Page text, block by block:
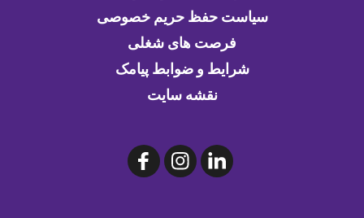
سیاست حفظ حریم خصوصی
فرصت های شغلی
شرایط و ضوابط پیامک
نقشه سایت